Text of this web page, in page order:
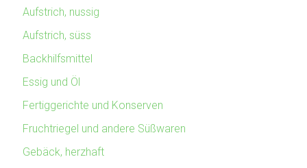
Aufstrich, nussig
Aufstrich, süss
Backhilfsmittel
Essig und Öl
Fertiggerichte und Konserven
Fruchtriegel und andere Süßwaren
Gebäck, herzhaft